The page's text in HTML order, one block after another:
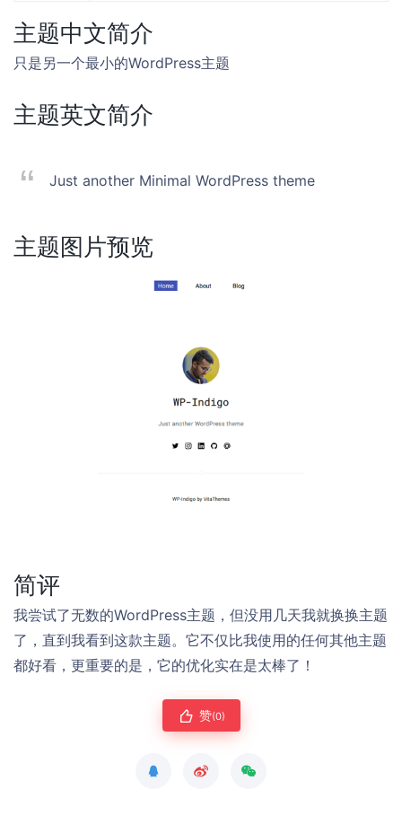
主题中文简介
只是另一个最小的WordPress主题
主题英文简介
Just another Minimal WordPress theme
主题图片预览
简评
我尝试了无数的WordPress主题，但没用几天我就换换主题
了，直到我看到这款主题。它不仅比我使用的任何其他主题
都好看，更重要的是，它的优化实在是太棒了！
赞(0)